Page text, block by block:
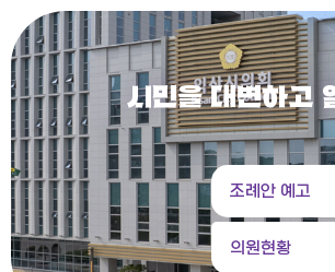
시민을 대변하고
조례안 예고
의원현황